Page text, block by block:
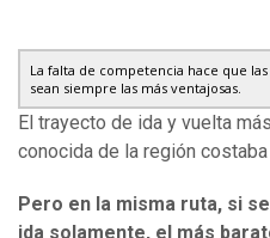
La falta de competencia hace que
sean siempre las más ventajosas.
El trayecto de ida y vuelta
conocida de la región costaba
Pero en la misma ruta, si
ida solamente, el más